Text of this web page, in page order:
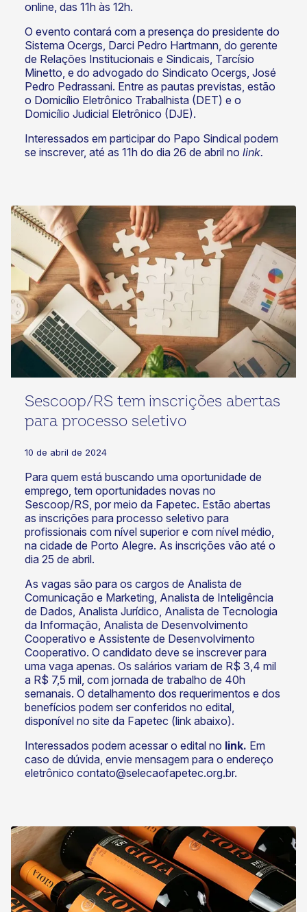
online, das 11h às 12h.
O evento contará com a presença do presidente do
Sistema Ocergs, Darci Pedro Hartmann, do gerente
de Relações Institucionais e Sindicais, Tarcísio
Minetto, e do advogado do Sindicato Ocergs, José
Pedro Pedrassani. Entre as pautas previstas, estão
o Domicílio Eletrônico Trabalhista (DET) e o
Domicílio Judicial Eletrônico (DJE).
Interessados em participar do Papo Sindical podem
se inscrever, até as 11h do dia 26 de abril no link.
Sescoop/RS tem inscrições abertas
para processo seletivo
10 de abril de 2024
Para quem está buscando uma oportunidade de
emprego, tem oportunidades novas no
Sescoop/RS, por meio da Fapetec. Estão abertas
as inscrições para processo seletivo para
profissionais com nível superior e com nível médio,
na cidade de Porto Alegre. As inscrições vão até o
dia 25 de abril.
As vagas são para os cargos de Analista de
Comunicação e Marketing, Analista de Inteligência
de Dados, Analista Jurídico, Analista de Tecnologia
da Informação, Analista de Desenvolvimento
Cooperativo e Assistente de Desenvolvimento
Cooperativo. O candidato deve se inscrever para
uma vaga apenas. Os salários variam de R$ 3,4 mil
a R$ 7,5 mil, com jornada de trabalho de 40h
semanais. O detalhamento dos requerimentos e dos
benefícios podem ser conferidos no edital,
disponível no site da Fapetec (link abaixo).
Interessados podem acessar o edital no link. Em
caso de dúvida, envie mensagem para o endereço
eletrônico contato@selecaofapetec.org.br.